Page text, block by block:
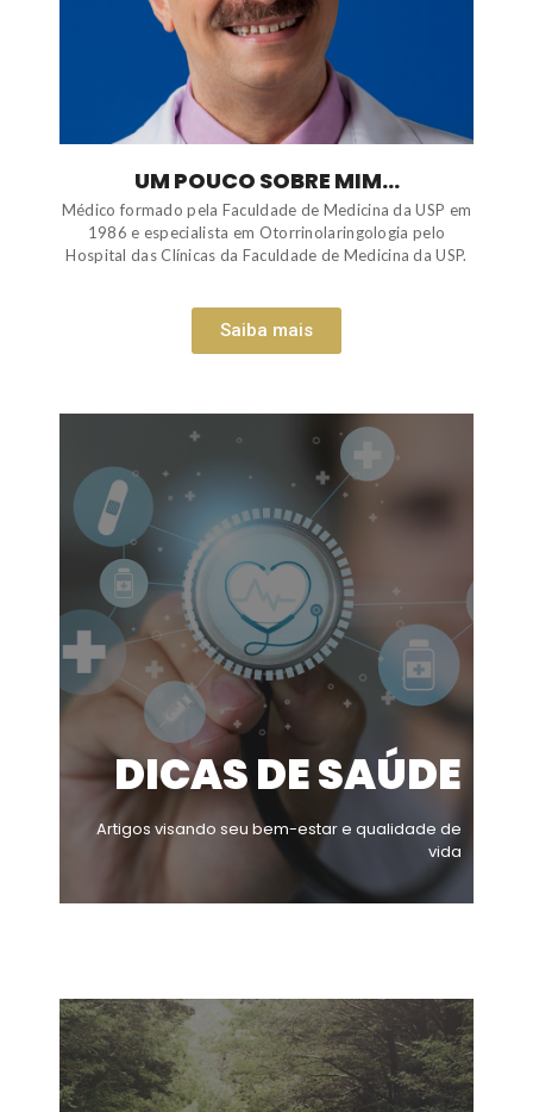
UM POUCO SOBRE MIM...
Médico formado pela Faculdade de Medicina da USP em
1986 e especialista em Otorrinolaringologia pelo
Hospital das Clínicas da Faculdade de Medicina da USP.
Saiba mais
DICAS DE SAÚDE
Artigos visando seu bem-estar e qualidade de
vida